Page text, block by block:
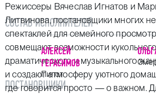
Режиссеры Вячеслав Игнатов и
Литвинова, постановщики многих
спектаклей для семейного
совмещают возможности
драматического и музыкального
и создают атмосферу уютного
где говорится просто — о важном.
СОСТАВ ИСПОЛНИТЕЛЕЙ
АЛЕКСЕЙ
ГЕРАСИМОВ
Пилот
ПОСТАНОВЩИКИ